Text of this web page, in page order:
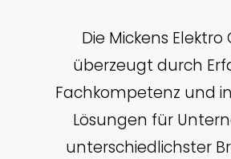
Die Mickens Elektro
überzeugt durch
Fachkompetenz und
Lösungen für
unterschiedlichster